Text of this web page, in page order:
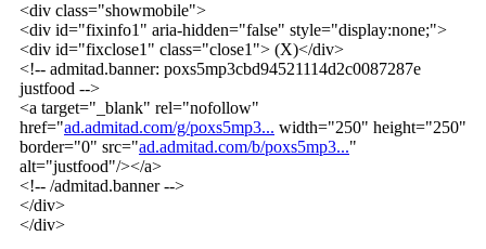
<div class="showmobile">
<div id="fixinfo1" aria-hidden="false" style="display:none;">
<div id="fixclose1" class="close1"> (X)</div>
<!-- admitad.banner: poxs5mp3cbd94521114d2c0087287e
justfood -->
<a target="_blank" rel="nofollow"
href="ad.admitad.com/g/poxs5mp3... width="250" height="250"
border="0" src="ad.admitad.com/b/poxs5mp3..."
alt="justfood"/></a>
<!-- /admitad.banner -->
</div>
</div>